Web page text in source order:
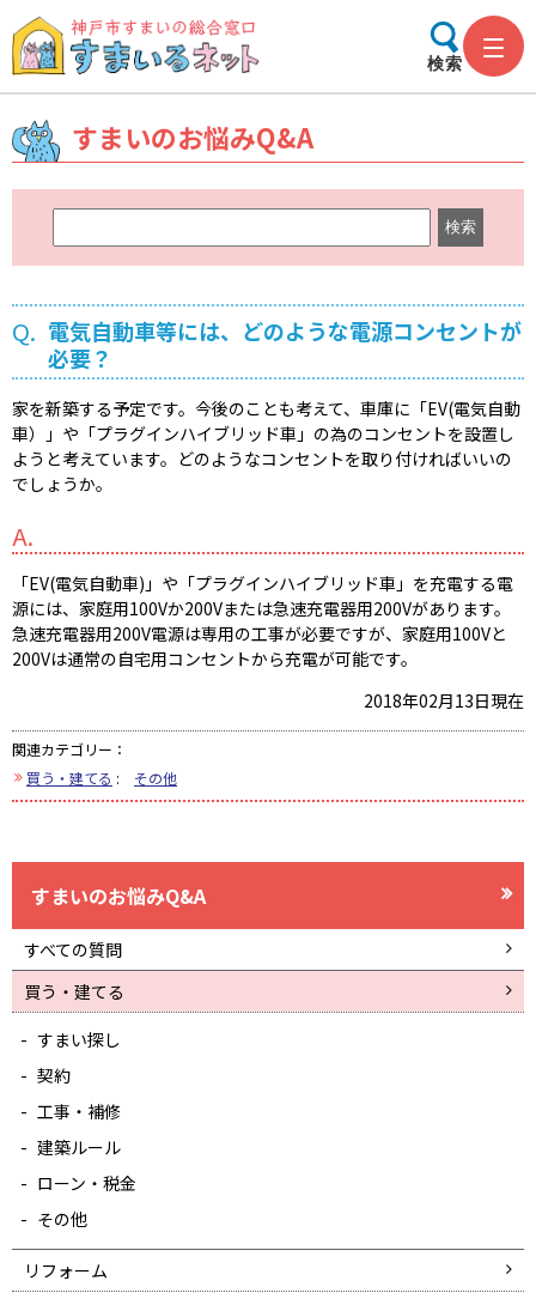
検索
すまいのお悩みQ&A
ー
ド
検
Q. 電気自動車等には、どのような電源コンセントが
必要？
家を新築する予定です。今後のことも考えて、車庫に「EV(電気自動
車）」や「プラグインハイブリッド車」の為のコンセントを設置し
ようと考えています。どのようなコンセントを取り付ければいいの
でしょうか。
A.
「EV(電気自動車)」や「プラグインハイブリッド車」を充電する電
源には、家庭用100Vか200Vまたは急速充電器用200Vがあります。
急速充電器用200V電源は専用の工事が必要ですが、家庭用100Vと
200Vは通常の自宅用コンセントから充電が可能です。
2018年02月13日現在
関連カテゴリー：
買う・建てる : その他
すまいのお悩みQ&A
すべての質問
買う・建てる
すまい探し
契約
工事・補修
建築ルール
ローン・税金
その他
リフォーム